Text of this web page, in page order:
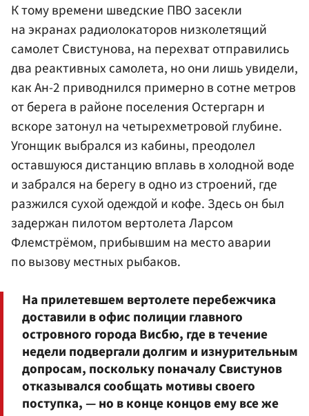
К тому времени шведские ПВО засекли
на экранах радиолокаторов низколетящий
самолет Свистунова, на перехват отправились
два реактивных самолета, но они лишь увидели,
как Ан-2 приводнился примерно в сотне метров
от берега в районе поселения Остергарн и
вскоре затонул на четырехметровой глубине.
Угонщик выбрался из кабины, преодолел
оставшуюся дистанцию вплавь в холодной воде
и забрался на берегу в одно из строений, где
разжился сухой одеждой и кофе. Здесь он был
задержан пилотом вертолета Ларсом
Флемстрёмом, прибывшим на место аварии
по вызову местных рыбаков.
На прилетевшем вертолете перебежчика
доставили в офис полиции главного
островного города Висбю, где в течение
недели подвергали долгим и изнурительным
допросам, поскольку поначалу Свистунов
отказывался сообщать мотивы своего
поступка, — но в конце концов ему все же